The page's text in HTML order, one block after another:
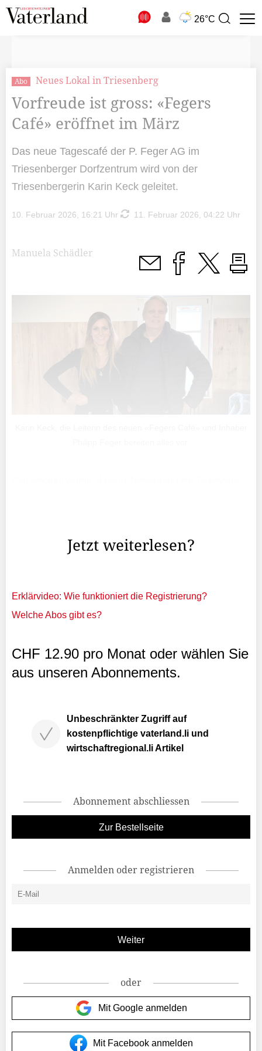
26°C
Suchbegriff
Abo Neues Lokal in Triesenberg
Vorfreude ist gross: «Fegers
Café» eröffnet im März
Das neue Tagescafé der P. Feger AG im
Triesenberger Dorfzentrum wird von der
Triesenbergerin Karin Keck geleitet.
10. Februar 2026, 16:21 Uhr 11. Februar 2026, 04:22 Uhr
Manuela Schädler
Jetzt weiterlesen?
Erklärvideo: Wie funktioniert die Registrierung?
Welche Abos gibt es?
CHF 12.90 pro Monat oder wählen Sie
aus unseren Abonnements.
Unbeschränkter Zugriff auf
kostenpflichtige vaterland.li und
wirtschaftregional.li Artikel
Abonnement abschliessen
Zur Bestellseite
Anmelden oder registrieren
oder
Mit Google anmelden
Mit Facebook anmelden